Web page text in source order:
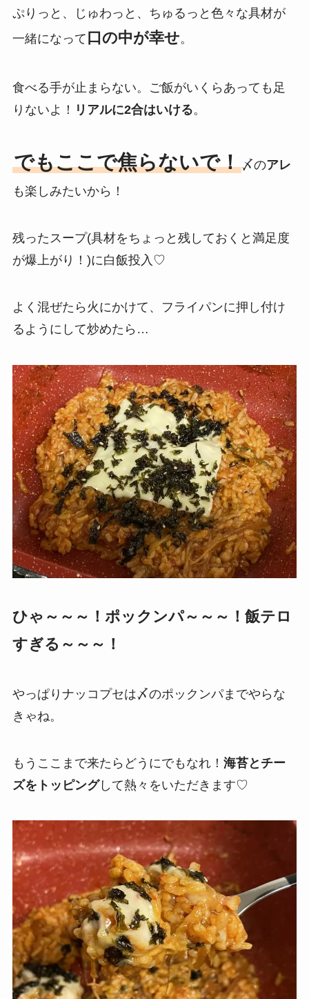
ぷりっと、じゅわっと、ちゅるっと色々な具材が
一緒になって 口の中が幸せ。
食べる手が止まらない。ご飯がいくらあっても足
りないよ！ リアルに2合はいける。
でもここで焦らないで！〆のアレ
も楽しみたいから！
残ったスープ(具材をちょっと残しておくと満足度
が爆上がり！)に白飯投入♡
よく混ぜたら火にかけて、フライパンに押し付け
るようにして炒めたら…
ひゃ～～～！ポックンパ～～～！飯テロ
すぎる～～～！
やっぱりナッコプセは〆のポックンパまでやらな
きゃね。
もうここまで来たらどうにでもなれ！ 海苔とチー
ズをトッピングして熱々をいただきます♡